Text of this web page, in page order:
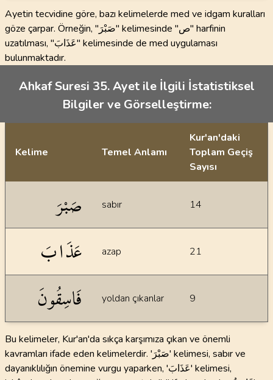
Ayetin tecvidine göre, bazı kelimelerde med ve idgam kuralları
göze çarpar. Örneğin, "صَبْرَ" kelimesinde "ص" harfinin
uzatılması, "عَذَابَ" kelimesinde de med uygulaması
bulunmaktadır.
Ahkaf Suresi 35. Ayet ile İlgili İstatistiksel
Bilgiler ve Görselleştirme:
Kelime Temel Anlamı
Kur'an'daki
Toplam Geçiş
Sayısı
صَبْرَ sabır 14
عَذَابَ azap 21
فَاسِقُونَ yoldan çıkanlar 9
Bu kelimeler, Kur'an'da sıkça karşımıza çıkan ve önemli
kavramları ifade eden kelimelerdir. 'صَبْرَ' kelimesi, sabır ve
dayanıklılığın önemine vurgu yaparken, 'عَذَابَ' kelimesi,